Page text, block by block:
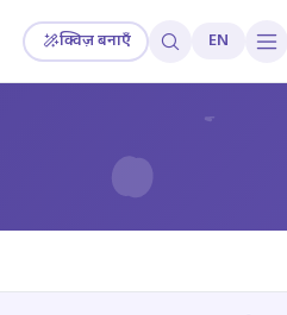
क्विज़ बनाएँ EN